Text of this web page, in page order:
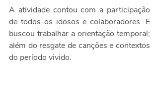
A atividade contou com a participação
de todos os idosos e colaboradores. E
buscou trabalhar a orientação temporal;
além do resgate de canções e contextos
do período vivido.